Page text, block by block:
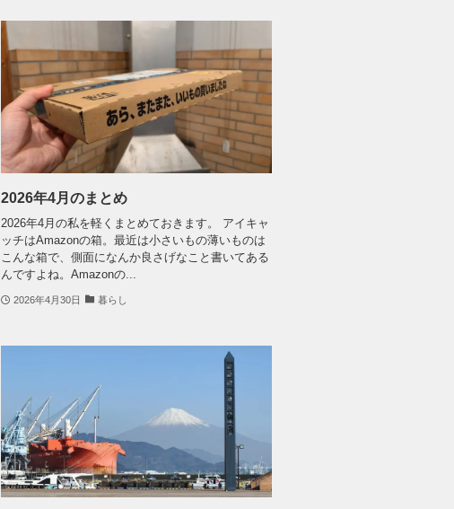
2026年4月のまとめ
2026年4月の私を軽くまとめておきます。 アイキャ
ッチはAmazonの箱。最近は小さいもの薄いものは
こんな箱で、側面になんか良さげなこと書いてある
んですよね。Amazonの...
2026年4月30日 暮らし